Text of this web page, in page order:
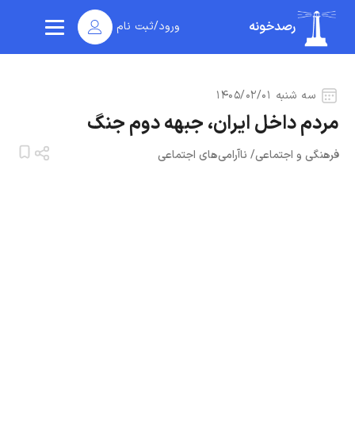
ورود/ثبت نام رصدخونه
سه شنبه ۱۴۰۵/۰۲/۰۱
مردم داخل ایران، جبهه دوم جنگ
فرهنگی و اجتماعی/ ناآرامی‌های اجتماعی